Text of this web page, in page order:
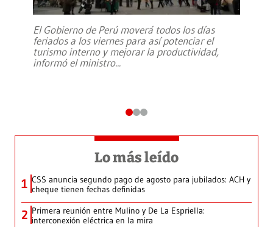
El Gobierno de Perú moverá todos los días
feriados a los viernes para así potenciar el
turismo interno y mejorar la productividad,
informó el ministro...
Lo más leído
1 CSS anuncia segundo pago de agosto para jubilados: ACH y
cheque tienen fechas definidas
2 Primera reunión entre Mulino y De La Espriella:
interconexión eléctrica en la mira